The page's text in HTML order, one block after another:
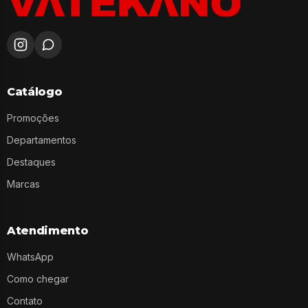
Catálogo
Promoções
Departamentos
Destaques
Marcas
Atendimento
WhatsApp
Como chegar
Contato